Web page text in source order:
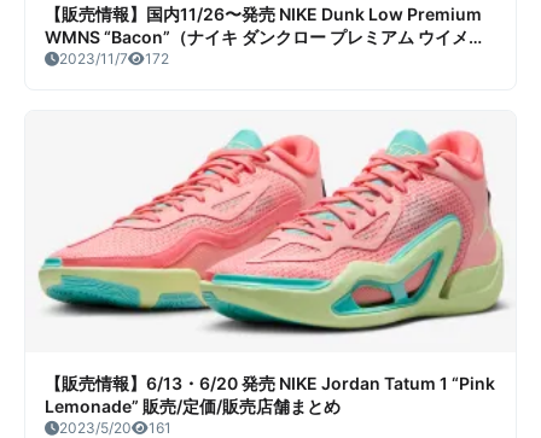
【販売情報】国内11/26〜発売 NIKE Dunk Low Premium
WMNS “Bacon”（ナイキ ダンクロー プレミアム ウイメン
ズ “ベーコン”） 販売/定価/店舗まとめ
2023/11/7 172
【販売情報】6/13・6/20 発売 NIKE Jordan Tatum 1 “Pink
Lemonade” 販売/定価/販売店舗まとめ
2023/5/20 161